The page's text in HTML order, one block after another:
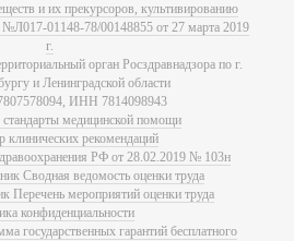
и их прекурсоров, культивированию
№Л017-01148-78/00148855 от 27 марта 2019
г.
орган Росздравнадзора по г.
и Ленинградской области
ИНН 7814098943
медицинской помощи
клинических рекомендаций
РФ от 28.02.2019 № 103н
Сводная ведомость оценки труда
мероприятий оценки труда
конфиденциальности
государственных гарантий бесплатного